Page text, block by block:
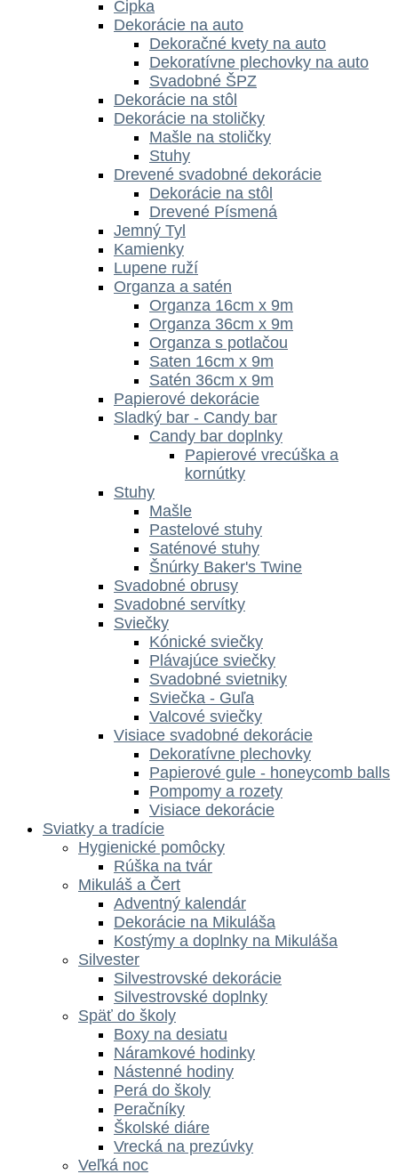
Čipka
Dekorácie na auto
Dekoračné kvety na auto
Dekoratívne plechovky na auto
Svadobné ŠPZ
Dekorácie na stôl
Dekorácie na stoličky
Mašle na stoličky
Stuhy
Drevené svadobné dekorácie
Dekorácie na stôl
Drevené Písmená
Jemný Tyl
Kamienky
Lupene ruží
Organza a satén
Organza 16cm x 9m
Organza 36cm x 9m
Organza s potlačou
Saten 16cm x 9m
Satén 36cm x 9m
Papierové dekorácie
Sladký bar - Candy bar
Candy bar doplnky
Papierové vrecúška a
kornútky
Stuhy
Mašle
Pastelové stuhy
Saténové stuhy
Šnúrky Baker's Twine
Svadobné obrusy
Svadobné servítky
Sviečky
Kónické sviečky
Plávajúce sviečky
Svadobné svietniky
Sviečka - Guľa
Valcové sviečky
Visiace svadobné dekorácie
Dekoratívne plechovky
Papierové gule - honeycomb balls
Pompomy a rozety
Visiace dekorácie
Sviatky a tradície
Hygienické pomôcky
Rúška na tvár
Mikuláš a Čert
Adventný kalendár
Dekorácie na Mikuláša
Kostýmy a doplnky na Mikuláša
Silvester
Silvestrovské dekorácie
Silvestrovské doplnky
Späť do školy
Boxy na desiatu
Náramkové hodinky
Nástenné hodiny
Perá do školy
Peračníky
Školské diáre
Vrecká na prezúvky
Veľká noc